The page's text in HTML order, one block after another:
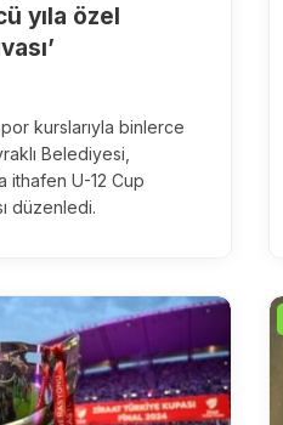
yıla özel
kurslarıyla binlerce
Belediyesi,
ithafen U-12 Cup
düzenledi.